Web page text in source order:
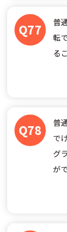
Q77
普
転
る
Q78
普
で
グ
が